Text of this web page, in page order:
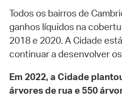
Todos os bairros de
ganhos líquidos na
2018 e 2020. A Cidade
continuar a desenvolver
Em 2022, a Cidade
árvores de rua e 550